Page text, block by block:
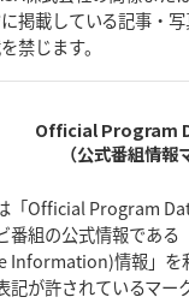
活の足音
ワンへ参入決定「フィー
掲載している記事・
禁じます。
Official Program
（公式番組情報
「Official Program
番組の公式情報である
Information)情報」を
記が許されているマー